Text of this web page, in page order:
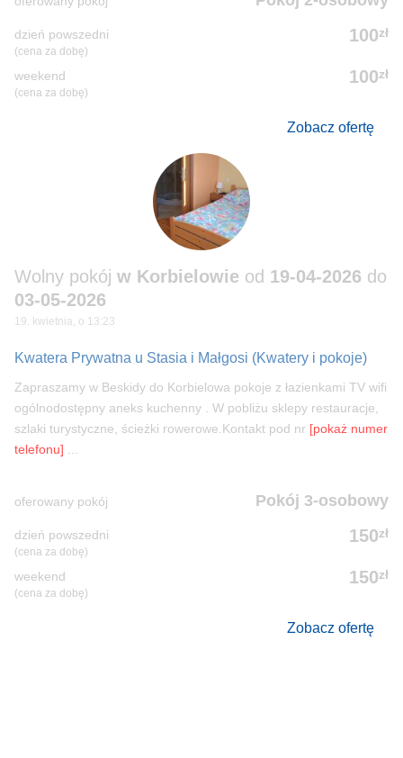
100zł
dzień powszedni
(cena za dobę)
100zł
weekend
(cena za dobę)
Zobacz ofertę
Wolny pokój w Korbielowie od 19-04-2026 do
03-05-2026
19. kwietnia, o 13:23
Kwatera Prywatna u Stasia i Małgosi (Kwatery i pokoje)
Zapraszamy w Beskidy do Korbielowa pokoje z łazienkami TV wifi
ogólnodostępny aneks kuchenny . W pobliżu sklepy restauracje,
szlaki turystyczne, ścieżki rowerowe.Kontakt pod nr [pokaż numer
telefonu] ...
Pokój 3-osobowy
oferowany pokój
150zł
dzień powszedni
(cena za dobę)
150zł
weekend
(cena za dobę)
Zobacz ofertę